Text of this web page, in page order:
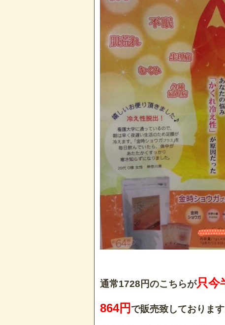
通常1728円のこちらが只今
864円 で販売致しておりま